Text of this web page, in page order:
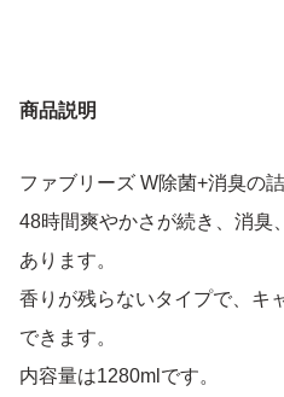
商品説明
ファブリーズ W除菌+消臭の
48時間爽やかさが続き、消臭
あります。
香りが残らないタイプで、キ
できます。
内容量は1280mlです。